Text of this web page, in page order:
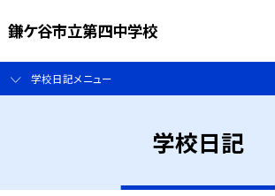
鎌ケ谷市立第四中学校
学校日記メニュー
学校日記